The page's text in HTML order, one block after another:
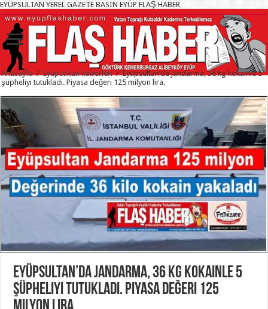
EYÜPSULTAN YEREL GAZETE BASIN EYÜP FLAŞ HABER
Anasayfa / Eyüpsultan haberleri / Eyüpsultan’da jandarma, 36 kg kokainle 5
şüpheliyi tutukladı. Piyasa değeri 125 milyon lira.
Eyüpsultan’da jandarma, 36 kg kokainle 5
şüpheliyi tutukladı. Piyasa değeri 125